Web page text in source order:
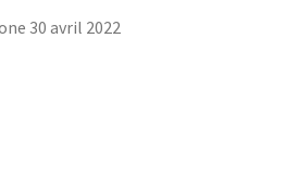
30 avril 2022